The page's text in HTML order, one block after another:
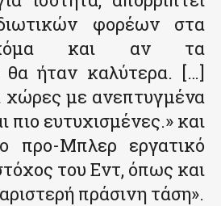
φορέων στα
και αν τα
θα ήταν καλύτερα. […]
χώρες με ανεπτυγμένα
πιο ευτυχισμένες.» και
προ-Μπλερ εργατικό
του Εντ, όπως και
πράσινη τάση».